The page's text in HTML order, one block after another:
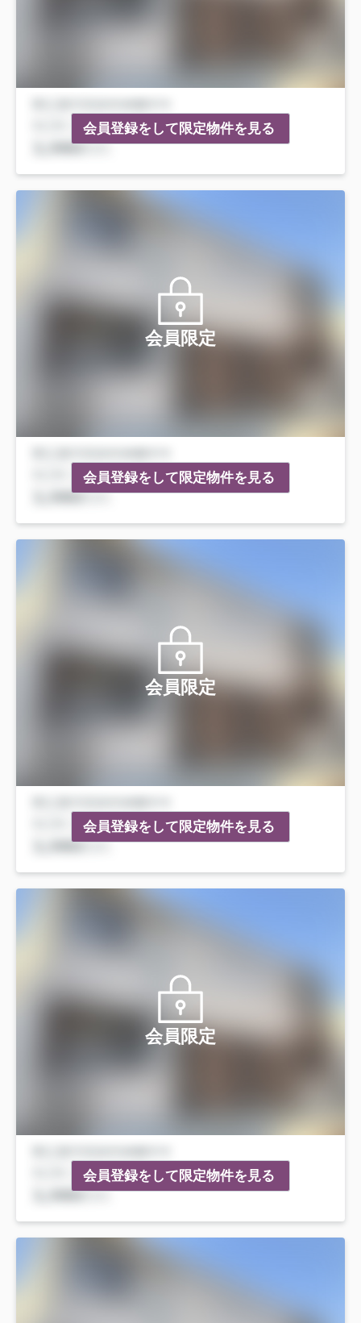
会員登録をして限定物件を見る
会員限定
会員登録をして限定物件を見る
会員限定
会員登録をして限定物件を見る
会員限定
会員登録をして限定物件を見る